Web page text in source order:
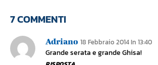
7 COMMENTI
Adriano 18 Febbraio 2014 In 13:40
Grande serata e grande Ghisa!